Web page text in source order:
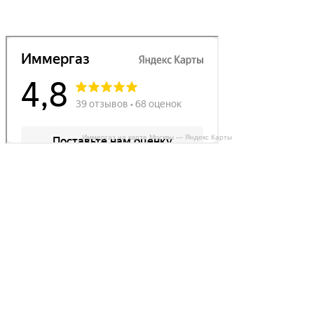
Иммергаз на карте Москвы — Яндекс Карты